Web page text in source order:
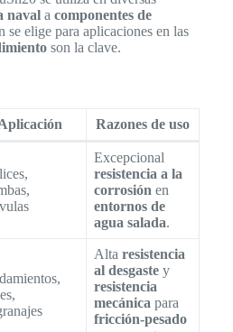
navala componentes de
se elige para aplicaciones en las
son la clave.
Razones de uso
Excepcional
resistencia a la
corrosión en
entornos de
agua salada.
Alta resistencia
al desgastey
resistencia
mecánica para
fricción-pesado